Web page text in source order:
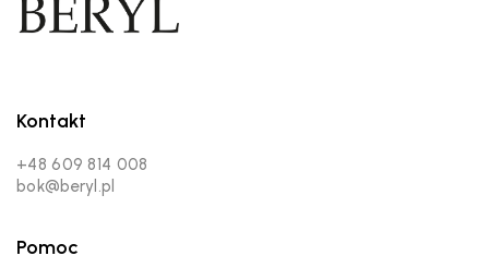
Kontakt
+48 609 814 008
bok@beryl.pl
Pomoc